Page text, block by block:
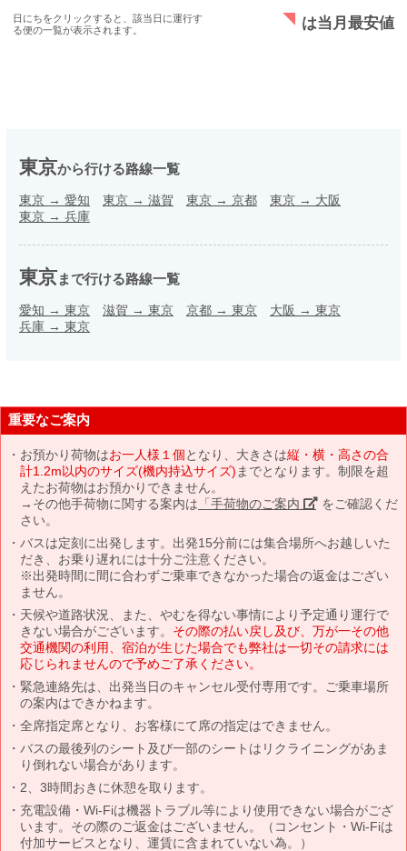
日にちをクリックすると、該当日に運行す
る便の一覧が表示されます。
は当月最安値
東京から行ける路線一覧
東京 → 愛知 東京 → 滋賀 東京 → 京都 東京 → 大阪
東京 → 兵庫
東京まで行ける路線一覧
愛知 → 東京 滋賀 → 東京 京都 → 東京 大阪 → 東京
兵庫 → 東京
重要なご案内
お預かり荷物はお一人様１個となり、大きさは縦・横・高さの合
計1.2m以内のサイズ(機内持込サイズ) までとなります。制限を超
えたお荷物はお預かりできません。
→その他手荷物に関する案内は 「手荷物のご案内」 をご確認くだ
さい。
バスは定刻に出発します。出発15分前には集合場所へお越しいた
だき、お乗り遅れには十分ご注意ください。
※出発時間に間に合わずご乗車できなかった場合の返金はござい
ません。
天候や道路状況、また、やむを得ない事情により予定通り運行で
きない場合がございます。 その際の払い戻し及び、万が一その他
交通機関の利用、宿泊が生じた場合でも弊社は一切その請求には
応じられませんので予めご了承ください。
緊急連絡先は、出発当日のキャンセル受付専用です。ご乗車場所
の案内はできかねます。
全席指定席となり、お客様にて席の指定はできません。
バスの最後列のシート及び一部のシートはリクライニングがあま
り倒れない場合があります。
2、3時間おきに休憩を取ります。
充電設備・Wi-Fiは機器トラブル等により使用できない場合がござ
います。その際のご返金はございません。（コンセント・Wi-Fiは
付加サービスとなり、運賃に含まれていない為。）